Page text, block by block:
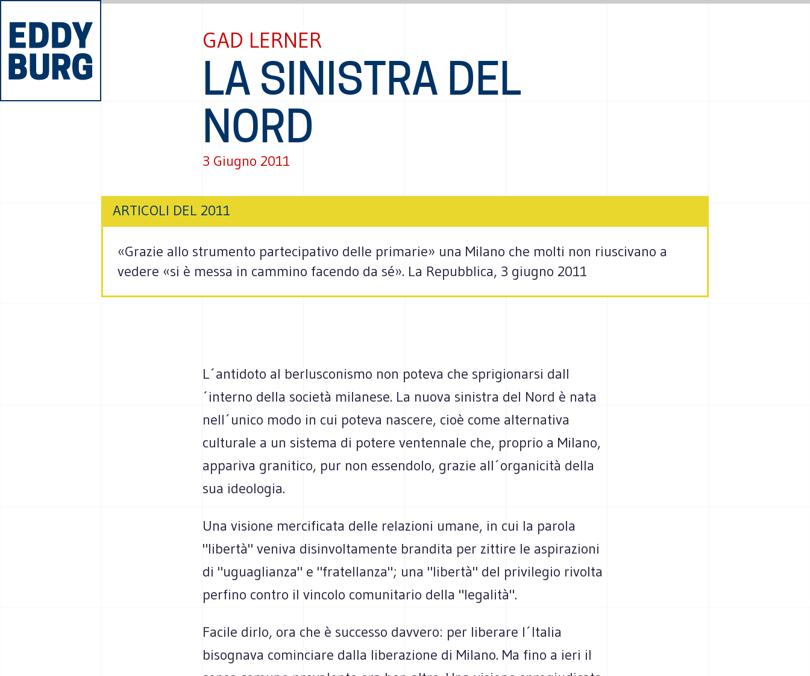
GAD LERNER
LA SINISTRA DEL
NORD
3 Giugno 2011
ARTICOLI DEL 2011
«Grazie allo strumento partecipativo delle primarie» una Milano che molti non riuscivano a
vedere «si è messa in cammino facendo da sé». La Repubblica, 3 giugno 2011
L´antidoto al berlusconismo non poteva che sprigionarsi dall
´interno della società milanese. La nuova sinistra del Nord è nata
nell´unico modo in cui poteva nascere, cioè come alternativa
culturale a un sistema di potere ventennale che, proprio a Milano,
appariva granitico, pur non essendolo, grazie all´organicità della
sua ideologia.
Una visione mercificata delle relazioni umane, in cui la parola
"libertà" veniva disinvoltamente brandita per zittire le aspirazioni
di "uguaglianza" e "fratellanza"; una "libertà" del privilegio rivolta
perfino contro il vincolo comunitario della "legalità".
Facile dirlo, ora che è successo davvero: per liberare l´Italia
bisognava cominciare dalla liberazione di Milano. Ma fino a ieri il